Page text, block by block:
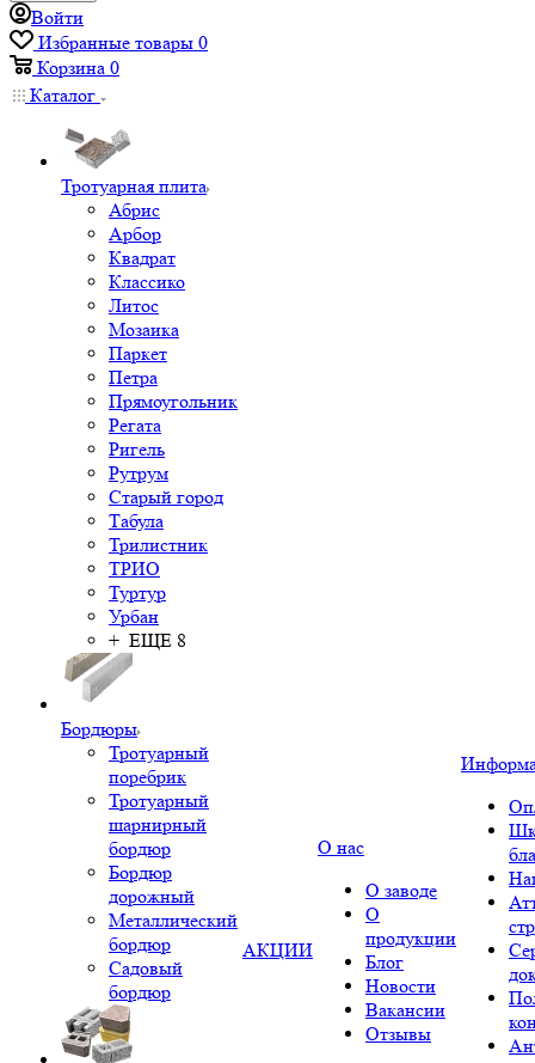
Войти
Избранные товары 0
Корзина 0
Каталог
Тротуарная плита
Абрис
Арбор
Квадрат
Классико
Литос
Мозаика
Паркет
Петра
Прямоугольник
Регата
Ригель
Рутрум
Старый город
Табула
Трилистник
ТРИО
Туртур
Урбан
+ ЕЩЕ 8
Бордюры
Тротуарный
поребрик
Тротуарный
шарнирный
бордюр
Бордюр
дорожный
Металлический
бордюр
Садовый
бордюр
АКЦИИ
О нас
О заводе
О
продукции
Блог
Новости
Вакансии
Отзывы